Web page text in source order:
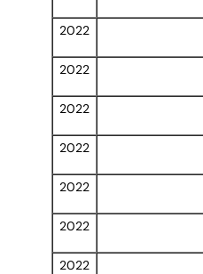
2022
2022
2022
2022
2022
2022
2022